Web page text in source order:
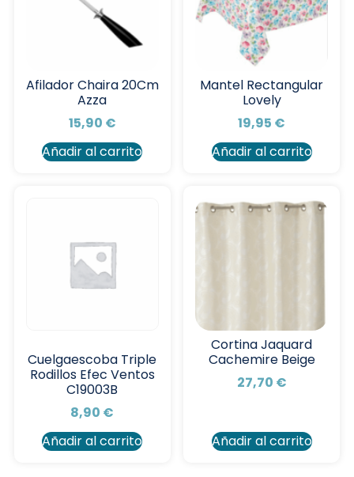
Afilador Chaira 20Cm
Azza
15,90 €
Añadir al carrito
Mantel Rectangular
Lovely
19,95 €
Añadir al carrito
Cuelgaescoba Triple
Rodillos Efec Ventos
C19003B
8,90 €
Añadir al carrito
Cortina Jaquard
Cachemire Beige
27,70 €
Añadir al carrito